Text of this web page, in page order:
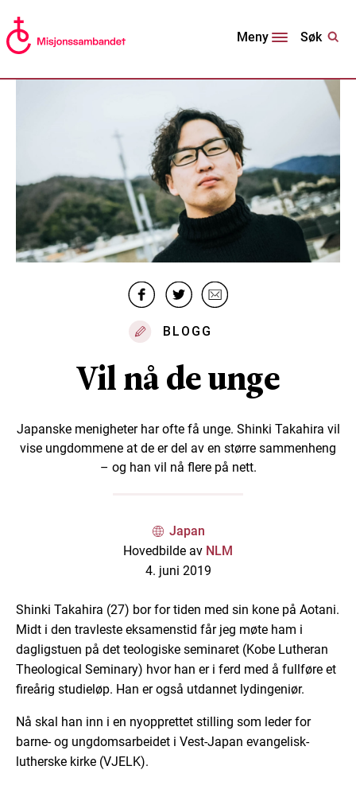
Meny Søk
BLOGG
Vil nå de unge
Japanske menigheter har ofte få unge. Shinki Takahira vil
vise ungdommene at de er del av en større sammenheng
– og han vil nå flere på nett.
Japan
Hovedbilde av NLM
4. juni 2019
Shinki Takahira (27) bor for tiden med sin kone på Aotani.
Midt i den travleste eksamenstid får jeg møte ham i
dagligstuen på det teologiske seminaret (Kobe Lutheran
Theological Seminary) hvor han er i ferd med å fullføre et
fireårig studieløp. Han er også utdannet lydingeniør.
Nå skal han inn i en nyopprettet stilling som leder for
barne- og ungdomsarbeidet i Vest-Japan evangelisk-
lutherske kirke (VJELK).